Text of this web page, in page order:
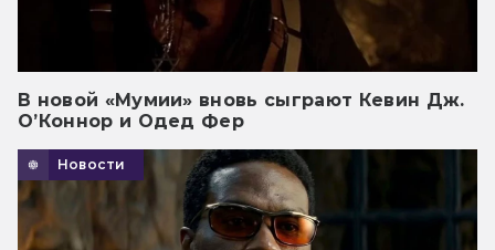
В новой «Мумии» вновь сыграют Кевин Дж.
О’Коннор и Одед Фер
Новости